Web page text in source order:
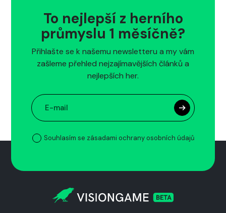
To nejlepší z herního
průmyslu 1 měsíčně?
Přihlašte se k našemu newsletteru a my vám
zašleme přehled nejzajímavějších článků a
nejlepších her.
Souhlasím se zásadami ochrany osobních údajů